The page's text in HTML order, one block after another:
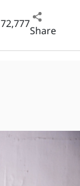
72,777Share